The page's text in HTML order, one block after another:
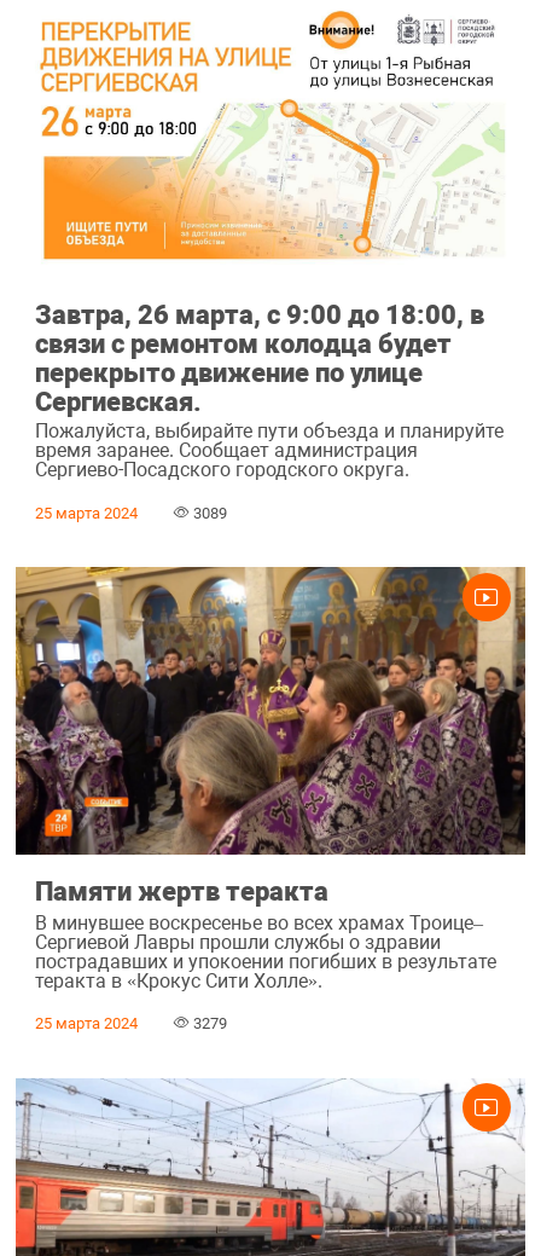
Завтра, 26 марта, с 9:00 до 18:00, в
связи с ремонтом колодца будет
перекрыто движение по улице
Сергиевская.
Пожалуйста, выбирайте пути объезда и планируйте
время заранее. Сообщает администрация
Сергиево-Посадского городского округа.
25 марта 2024 3089
Памяти жертв теракта
В минувшее воскресенье во всех храмах Троице–
Сергиевой Лавры прошли службы о здравии
пострадавших и упокоении погибших в результате
теракта в «Крокус Сити Холле».
25 марта 2024 3279